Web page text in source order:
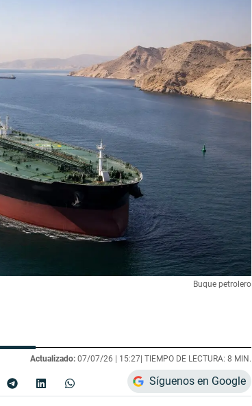
Buque petrolero
Actualizado: 07/07/26 | 15:27 | TIEMPO DE LECTURA: 8 MIN.
Síguenos en Google